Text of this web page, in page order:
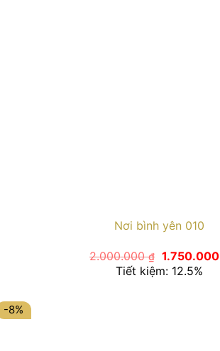
Nơi bình yên 010
2.000.000₫ Giá
gốc
là:
1.750.000
Tiết kiệm: 12.5%
-8%